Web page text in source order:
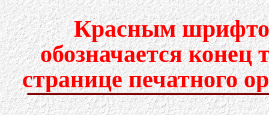
Красным
обозначается конец
странице печатного